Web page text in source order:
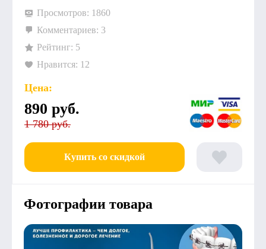
Просмотров: 1860
Комментариев: 3
Рейтинг: 5
Нравится: 12
Цена:
890 руб.
1 780 руб.
Купить со скидкой
Фотографии товара